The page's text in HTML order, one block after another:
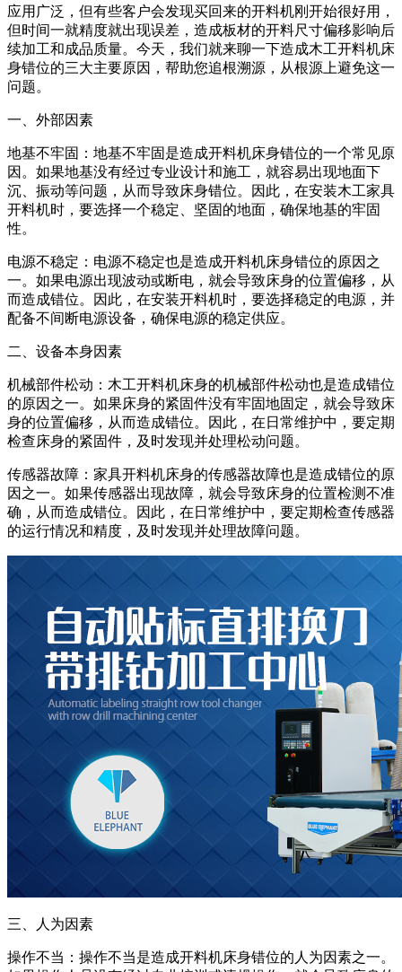
应用广泛，但有些客户会发现买回来的开料机刚开始很好用，
但时间一就精度就出现误差，造成板材的开料尺寸偏移影响后
续加工和成品质量。今天，我们就来聊一下造成木工开料机床
身错位的三大主要原因，帮助您追根溯源，从根源上避免这一
问题。
一、外部因素
地基不牢固：地基不牢固是造成开料机床身错位的一个常见原
因。如果地基没有经过专业设计和施工，就容易出现地面下
沉、振动等问题，从而导致床身错位。因此，在安装木工家具
开料机时，要选择一个稳定、坚固的地面，确保地基的牢固
性。
电源不稳定：电源不稳定也是造成开料机床身错位的原因之
一。如果电源出现波动或断电，就会导致床身的位置偏移，从
而造成错位。因此，在安装开料机时，要选择稳定的电源，并
配备不间断电源设备，确保电源的稳定供应。
二、设备本身因素
机械部件松动：木工开料机床身的机械部件松动也是造成错位
的原因之一。如果床身的紧固件没有牢固地固定，就会导致床
身的位置偏移，从而造成错位。因此，在日常维护中，要定期
检查床身的紧固件，及时发现并处理松动问题。
传感器故障：家具开料机床身的传感器故障也是造成错位的原
因之一。如果传感器出现故障，就会导致床身的位置检测不准
确，从而造成错位。因此，在日常维护中，要定期检查传感器
的运行情况和精度，及时发现并处理故障问题。
三、人为因素
操作不当：操作不当是造成开料机床身错位的人为因素之一。